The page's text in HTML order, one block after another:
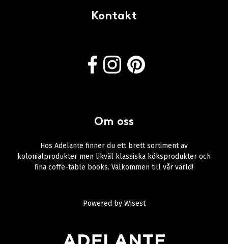
Kontakt
Om oss
Hos Adelante finner du ett brett sortiment av
kolonialprodukter men likväl klassiska köksprodukter och
fina coffe-table books. Välkommen till vår värld!
Powered by Wisest